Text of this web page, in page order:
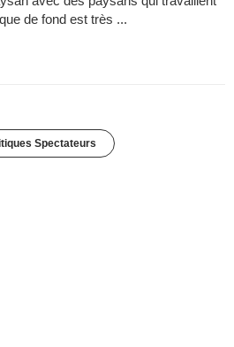
de fond est très ...
Spectateurs